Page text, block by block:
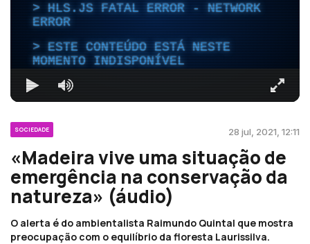
HLS.JS FATAL ERROR - NETWORK
ERROR
ESTE CONTEÚDO ESTÁ NESTE
MOMENTO INDISPONÍVEL
SOCIEDADE 28 jul, 2021, 12:11
«Madeira vive uma situação de
emergência na conservação da
natureza» (áudio)
O alerta é do ambientalista Raimundo Quintal que mostra
preocupação com o equilíbrio da floresta Laurissilva.